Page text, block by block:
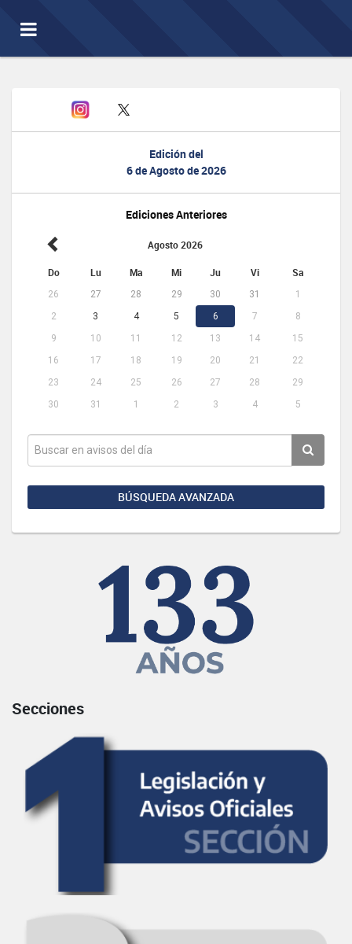
Toggle
navigation
Edición del
6 de Agosto de 2026
Ediciones Anteriores
Agosto 2026
Do Lu Ma Mi Ju Vi Sa
26 27 28 29 30 31
1
2
3 4 5 6 7
8
9
10 11 12 13 14
15
16
17 18 19 20 21
22
23
24 25 26 27 28
29
30
31 1 2 3 4 5
BÚSQUEDA AVANZADA
Secciones